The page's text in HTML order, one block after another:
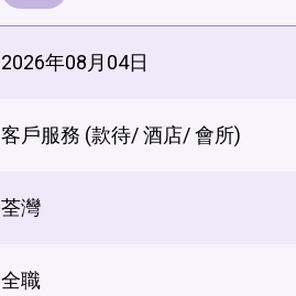
2026年08月04日
客戶服務 (款待/ 酒店/ 會所)
荃灣
全職